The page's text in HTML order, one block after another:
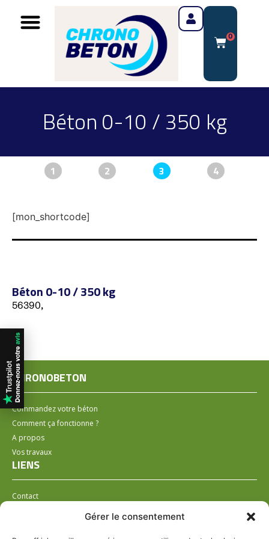
Gérer le consentement
0
Béton 0-10 / 350 kg
1 2 3 4
[mon_shortcode]
Béton 0-10 / 350 kg
56390,
CHRONOBETON
Commandez votre béton
Comment ça fonctionne ?
A propos
Vos travaux
LIENS
Contact